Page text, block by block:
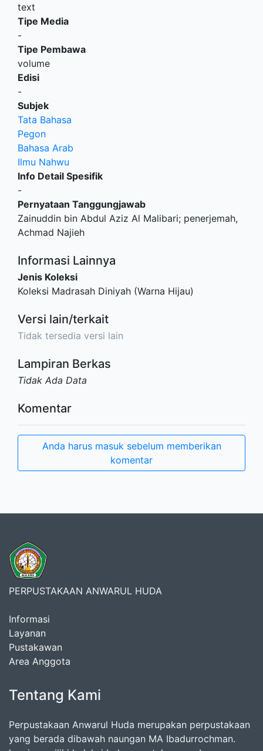
text
Tipe Media
-
Tipe Pembawa
volume
Edisi
-
Subjek
Tata Bahasa
Pegon
Bahasa Arab
Ilmu Nahwu
Info Detail Spesifik
-
Pernyataan Tanggungjawab
Zainuddin bin Abdul Aziz Al Malibari; penerjemah,
Achmad Najieh
Informasi Lainnya
Jenis Koleksi
Koleksi Madrasah Diniyah (Warna Hijau)
Versi lain/terkait
Tidak tersedia versi lain
Lampiran Berkas
Tidak Ada Data
Komentar
Anda harus masuk sebelum memberikan
komentar
PERPUSTAKAAN ANWARUL HUDA
Informasi
Layanan
Pustakawan
Area Anggota
Tentang Kami
Perpustakaan Anwarul Huda merupakan perpustakaan
yang berada dibawah naungan MA Ibadurrochman.